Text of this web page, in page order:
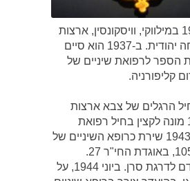
בספטמבר 1914 במילווקי, וויסקונסין, ארצות
הברית, למשפחה יהודית. ב-1937 הוא סיים
הספר לרפואת שיניים של
קליפורניה.
לחיל הרגלים של צבא ארצות
הברית. ב-1942 מונה לקצין בחיל רפואת
השיניים. במאי 1943 שירת כרופא השיניים של
רגימנט החי"ר 105, באוגדת החי"ר 27.
ב-1944 הוא קודם לדרגת סרן. ביוני 1944, על